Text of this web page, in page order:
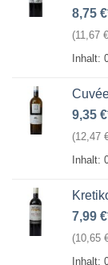
8,75 €
(11,67 €
Inhalt:
9,35 €
(12,47
Inhalt:
7,99 €
(10,65
Inhalt: